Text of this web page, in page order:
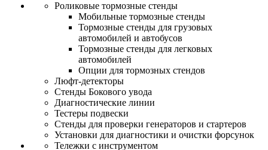
Роликовые тормозные стенды
Мобильные тормозные стенды
Тормозные стенды для грузовых
автомобилей и автобусов
Тормозные стенды для легковых
автомобилей
Опции для тормозных стендов
Люфт-детекторы
Стенды Бокового увода
Диагностические линии
Тестеры подвески
Стенды для проверки генераторов и стартеров
Установки для диагностики и очистки форсунок
Тележки с инструментом